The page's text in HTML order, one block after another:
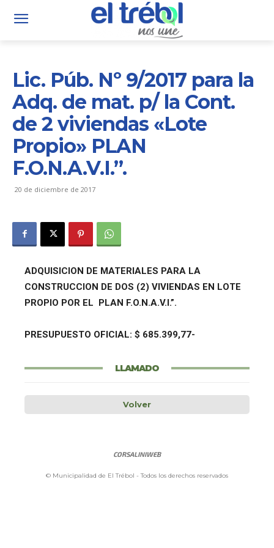
Lic. Púb. Nº 9/2017 para la
Adq. de mat. p/ la Cont.
de 2 viviendas «Lote
Propio» PLAN
F.O.N.A.V.I.”.
20 de diciembre de 2017
ADQUISICION DE MATERIALES PARA LA
CONSTRUCCION DE DOS (2) VIVIENDAS EN LOTE
PROPIO POR EL PLAN F.O.N.A.V.I.”.
PRESUPUESTO OFICIAL: $ 685.399,77-
LLAMADO
Volver
CORSALINIWEB
© Municipalidad de El Trébol - Todos los derechos reservados